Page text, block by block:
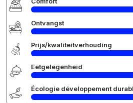
Ontvangst
Prijs/kwaliteitverhouding
Eetgelegenheid
Écologie développement